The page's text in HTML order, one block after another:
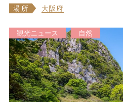
場所
大阪府
観光ニュース 自然